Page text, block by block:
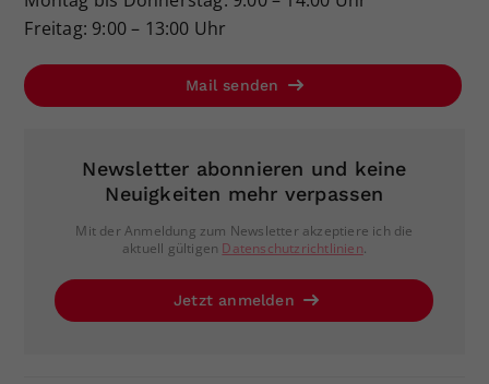
Freitag: 9:00 – 13:00 Uhr
Mail senden
Newsletter abonnieren und keine
Neuigkeiten mehr verpassen
Mit der Anmeldung zum Newsletter akzeptiere ich die
aktuell gültigen Datenschutzrichtlinien.
Jetzt anmelden